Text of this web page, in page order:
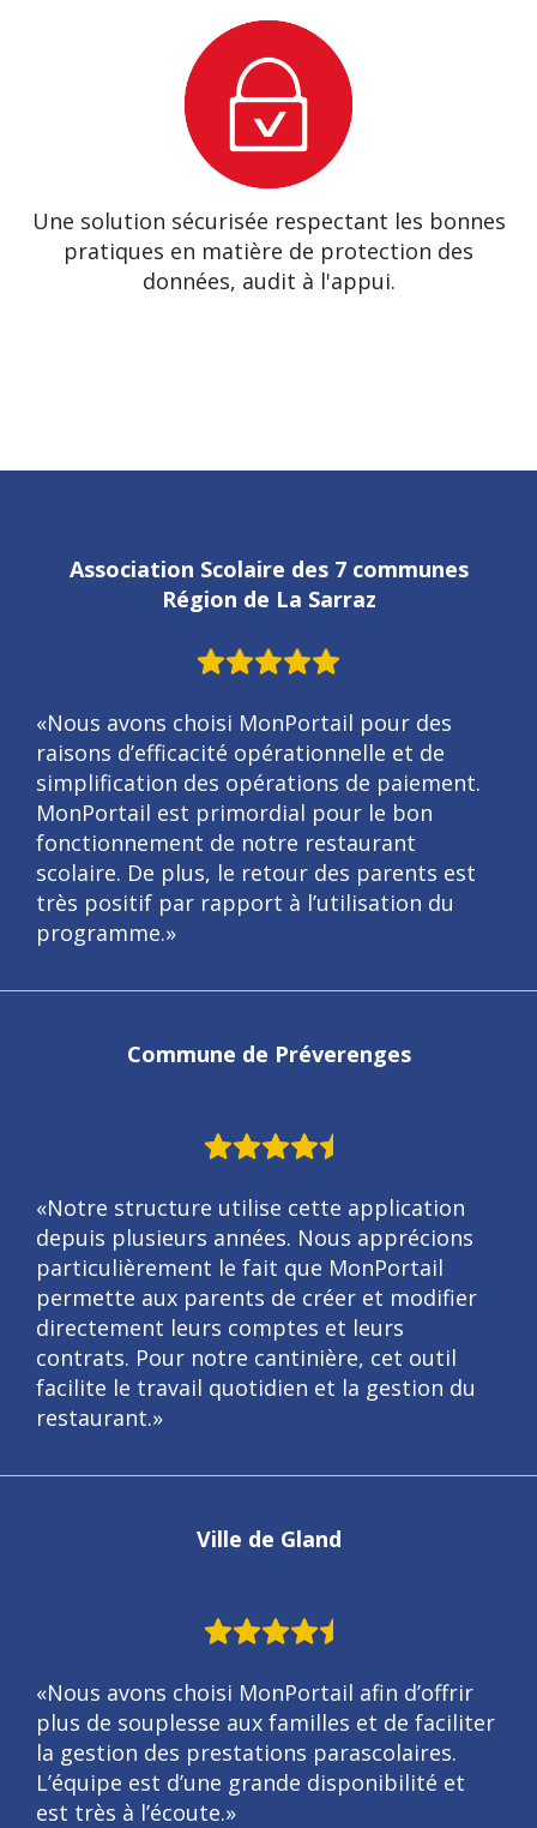
Une solution sécurisée respectant les bonnes
pratiques en matière de protection des
données, audit à l'appui.
Association Scolaire des 7 communes
Région de La Sarraz
«Nous avons choisi MonPortail pour des
raisons d’efficacité opérationnelle et de
simplification des opérations de paiement.
MonPortail est primordial pour le bon
fonctionnement de notre restaurant
scolaire. De plus, le retour des parents est
très positif par rapport à l’utilisation du
programme.»
Commune de Préverenges
«Notre structure utilise cette application
depuis plusieurs années. Nous apprécions
particulièrement le fait que MonPortail
permette aux parents de créer et modifier
directement leurs comptes et leurs
contrats. Pour notre cantinière, cet outil
facilite le travail quotidien et la gestion du
restaurant.»
Ville de Gland
«Nous avons choisi MonPortail afin d’offrir
plus de souplesse aux familles et de faciliter
la gestion des prestations parascolaires.
L’équipe est d’une grande disponibilité et
est très à l’écoute.»